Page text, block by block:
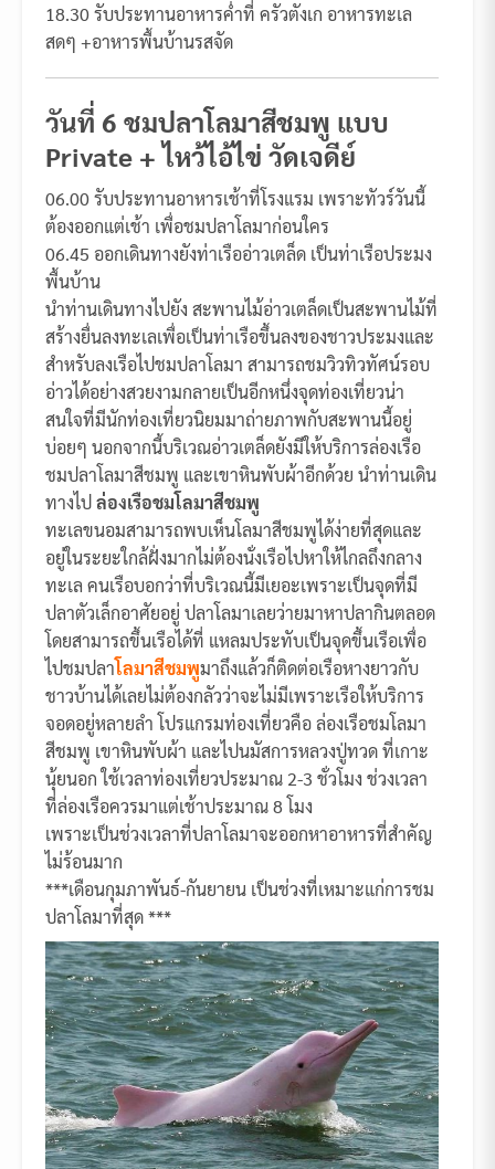
18.30 รับประทานอาหารค่ำที่ ครัวตังเก อาหารทะเล
สดๆ +อาหารพื้นบ้านรสจัด
วันที่ 6 ชมปลาโลมาสีชมพู แบบ
Private + ไหว้ไอ้ไข่ วัดเจดีย์
06.00 รับประทานอาหารเช้าที่โรงแรม เพราะทัวร์วันนี้
ต้องออกแต่เช้า เพื่อชมปลาโลมาก่อนใคร
06.45 ออกเดินทางยังท่าเรืออ่าวเตล็ด เป็นท่าเรือประมง
พื้นบ้าน
นำท่านเดินทางไปยัง สะพานไม้อ่าวเตล็ดเป็นสะพานไม้ที่
สร้างยื่นลงทะเลเพื่อเป็นท่าเรือขึ้นลงของชาวประมงและ
สำหรับลงเรือไปชมปลาโลมา สามารถชมวิวทิวทัศน์รอบ
อ่าวได้อย่างสวยงามกลายเป็นอีกหนึ่งจุดท่องเที่ยวน่า
สนใจที่มีนักท่องเที่ยวนิยมมาถ่ายภาพกับสะพานนี้อยู่
บ่อยๆ นอกจากนี้บริเวณอ่าวเตล็ดยังมีให้บริการล่องเรือ
ชมปลาโลมาสีชมพู และเขาหินพับผ้าอีกด้วย นำท่านเดิน
ทางไปล่องเรือชมโลมาสีชมพู
ทะเลขนอมสามารถพบเห็นโลมาสีชมพูได้ง่ายที่สุดและ
อยู่ในระยะใกล้ฝั่งมากไม่ต้องนั่งเรือไปหาให้ไกลถึงกลาง
ทะเล คนเรือบอกว่าที่บริเวณนี้มีเยอะเพราะเป็นจุดที่มี
ปลาตัวเล็กอาศัยอยู่ ปลาโลมาเลยว่ายมาหาปลากินตลอด
โดยสามารถขึ้นเรือได้ที่ แหลมประทับเป็นจุดขึ้นเรือเพื่อ
ไปชมปลาโลมาสีชมพูมาถึงแล้วก็ติดต่อเรือหางยาวกับ
ชาวบ้านได้เลยไม่ต้องกลัวว่าจะไม่มีเพราะเรือให้บริการ
จอดอยู่หลายลำ โปรแกรมท่องเที่ยวคือ ล่องเรือชมโลมา
สีชมพู เขาหินพับผ้า และไปนมัสการหลวงปู่ทวด ที่เกาะ
นุ้ยนอก ใช้เวลาท่องเที่ยวประมาณ 2-3 ชั่วโมง ช่วงเวลา
ที่ล่องเรือควรมาแต่เช้าประมาณ 8 โมง
เพราะเป็นช่วงเวลาที่ปลาโลมาจะออกหาอาหารที่สำคัญ
ไม่ร้อนมาก
***เดือนกุมภาพันธ์-กันยายน เป็นช่วงที่เหมาะแก่การชม
ปลาโลมาที่สุด ***